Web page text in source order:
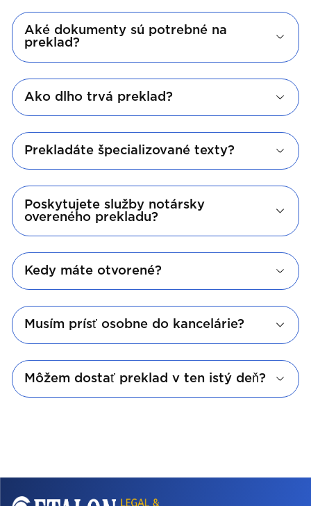
Aké dokumenty sú potrebné na
preklad?
Ako dlho trvá preklad?
Prekladáte špecializované texty?
Poskytujete služby notársky
overeného prekladu?
Kedy máte otvorené?
Musím prísť osobne do kancelárie?
Môžem dostať preklad v ten istý deň?